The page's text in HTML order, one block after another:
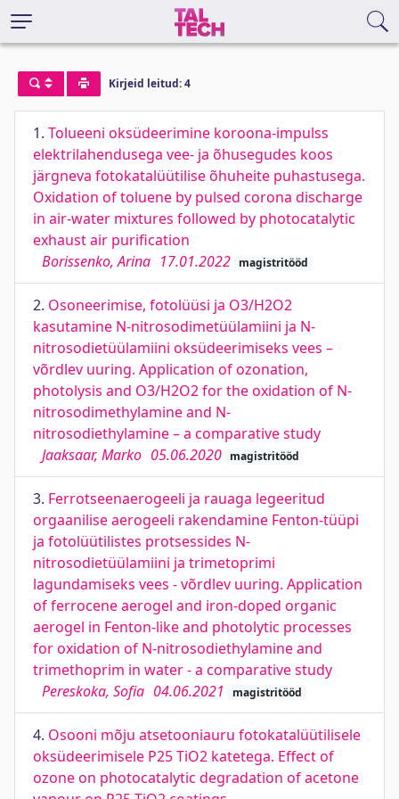
Kirjeid leitud: 4
1. Tolueeni oksüdeerimine koroona-impulss
elektrilahendusega vee- ja õhusegudes koos
järgneva fotokatalüütilise õhuheite puhastusega.
Oxidation of toluene by pulsed corona discharge
in air-water mixtures followed by photocatalytic
exhaust air purification
Borissenko, Arina 17.01.2022 magistritööd
2. Osoneerimise, fotolüüsi ja O3/H2O2
kasutamine N-nitrosodimetüülamiini ja N-
nitrosodietüülamiini oksüdeerimiseks vees –
võrdlev uuring. Application of ozonation,
photolysis and O3/H2O2 for the oxidation of N-
nitrosodimethylamine and N-
nitrosodiethylamine – a comparative study
Jaaksaar, Marko 05.06.2020 magistritööd
3. Ferrotseenaerogeeli ja rauaga legeeritud
orgaanilise aerogeeli rakendamine Fenton-tüüpi
ja fotolüütilistes protsessides N-
nitrosodietüülamiini ja trimetoprimi
lagundamiseks vees - võrdlev uuring. Application
of ferrocene aerogel and iron-doped organic
aerogel in Fenton-like and photolytic processes
for oxidation of N-nitrosodiethylamine and
trimethoprim in water - a comparative study
Pereskoka, Sofia 04.06.2021 magistritööd
4. Osooni mõju atsetooniauru fotokatalüütilisele
oksüdeerimisele P25 TiO2 katetega. Effect of
ozone on photocatalytic degradation of acetone